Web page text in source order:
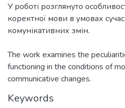
У роботі розглянуто
коректної мови в умовах
комунікативних змін.
The work examines the
functioning in the conditions of
communicative changes.
Keywords